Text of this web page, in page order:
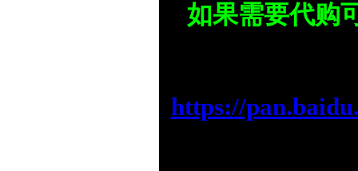
如果需要代购
https://